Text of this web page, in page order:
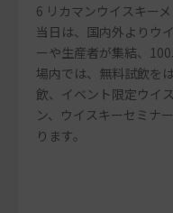
6 リカマンウイスキー
当日は、国内外よりウ
ーや生産者が集結、
場内では、無料試飲を
飲、イベント限定ウイ
ン、ウイスキーセミナ
ります。